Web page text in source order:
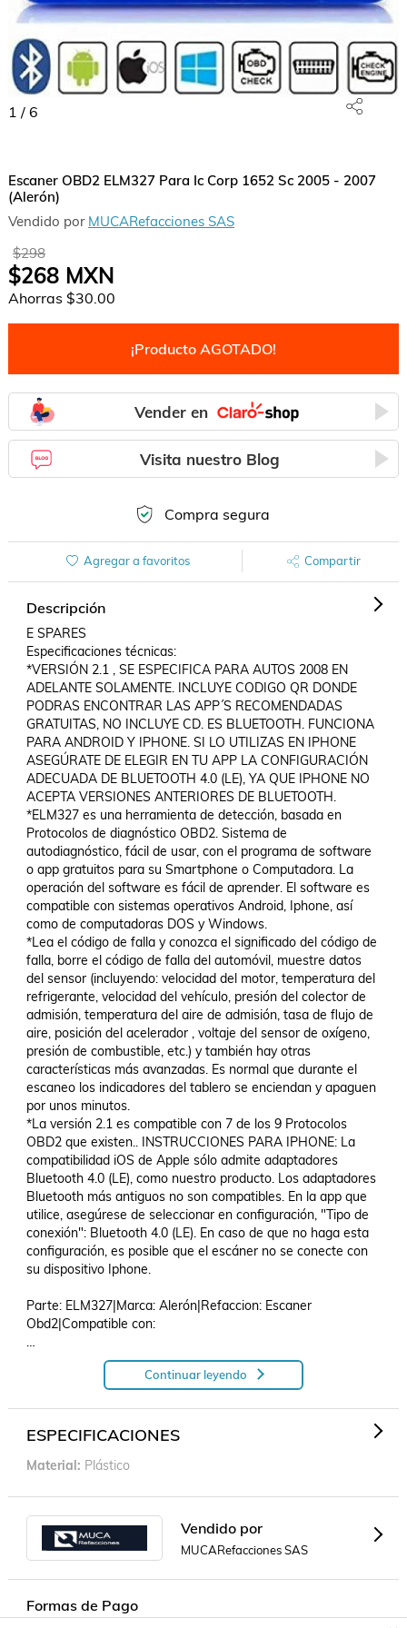
1 / 6
Escaner OBD2 ELM327 Para Ic Corp 1652 Sc 2005 - 2007
(Alerón)
Vendido por MUCARefacciones SAS
$298
$268MXN
Ahorras $30.00
¡Producto AGOTADO!
Vender en
Visita nuestro Blog
Compra segura
Agregar a favoritos Compartir
Descripción
E SPARES
Especificaciones técnicas:
*VERSIÓN 2.1 , SE ESPECIFICA PARA AUTOS 2008 EN
ADELANTE SOLAMENTE. INCLUYE CODIGO QR DONDE
PODRAS ENCONTRAR LAS APP´S RECOMENDADAS
GRATUITAS, NO INCLUYE CD. ES BLUETOOTH. FUNCIONA
PARA ANDROID Y IPHONE. SI LO UTILIZAS EN IPHONE
ASEGÚRATE DE ELEGIR EN TU APP LA CONFIGURACIÓN
ADECUADA DE BLUETOOTH 4.0 (LE), YA QUE IPHONE NO
ACEPTA VERSIONES ANTERIORES DE BLUETOOTH.
*ELM327 es una herramienta de detección, basada en
Protocolos de diagnóstico OBD2. Sistema de
autodiagnóstico, fácil de usar, con el programa de software
o app gratuitos para su Smartphone o Computadora. La
operación del software es fácil de aprender. El software es
compatible con sistemas operativos Android, Iphone, así
como de computadoras DOS y Windows.
*Lea el código de falla y conozca el significado del código de
falla, borre el código de falla del automóvil, muestre datos
del sensor (incluyendo: velocidad del motor, temperatura del
refrigerante, velocidad del vehículo, presión del colector de
admisión, temperatura del aire de admisión, tasa de flujo de
aire, posición del acelerador , voltaje del sensor de oxígeno,
presión de combustible, etc.) y también hay otras
características más avanzadas. Es normal que durante el
escaneo los indicadores del tablero se enciendan y apaguen
por unos minutos.
*La versión 2.1 es compatible con 7 de los 9 Protocolos
OBD2 que existen.. INSTRUCCIONES PARA IPHONE: La
compatibilidad iOS de Apple sólo admite adaptadores
Bluetooth 4.0 (LE), como nuestro producto. Los adaptadores
Bluetooth más antiguos no son compatibles. En la app que
utilice, asegúrese de seleccionar en configuración, "Tipo de
conexión": Bluetooth 4.0 (LE). En caso de que no haga esta
configuración, es posible que el escáner no se conecte con
su dispositivo Iphone.
Parte: ELM327|Marca: Alerón|Refaccion: Escaner
Obd2|Compatible con:
Escaner OBD2 ELM327 Para Ic Corp 1652 Sc 2005 - 2007
Continuar leyendo
ESPECIFICACIONES
Material Plástico
Vendido por
MUCARefacciones SAS
Formas de Pago